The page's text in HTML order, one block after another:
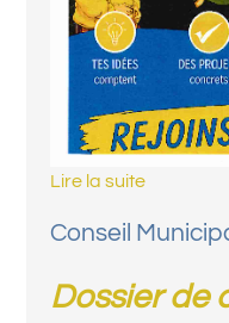
Lire la suite
Conseil
Dossier de